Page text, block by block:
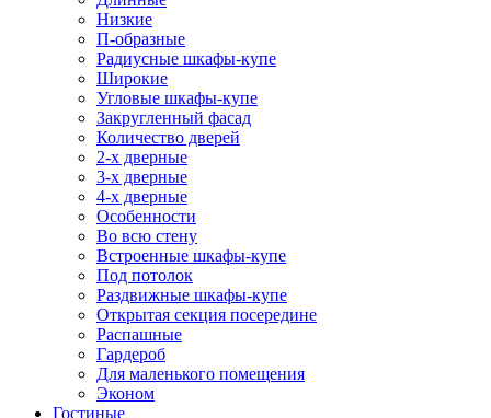
Низкие
П-образные
Радиусные шкафы-купе
Широкие
Угловые шкафы-купе
Закругленный фасад
Количество дверей
2-х дверные
3-х дверные
4-х дверные
Особенности
Во всю стену
Встроенные шкафы-купе
Под потолок
Раздвижные шкафы-купе
Открытая секция посередине
Распашные
Гардероб
Для маленького помещения
Эконом
Гостиные